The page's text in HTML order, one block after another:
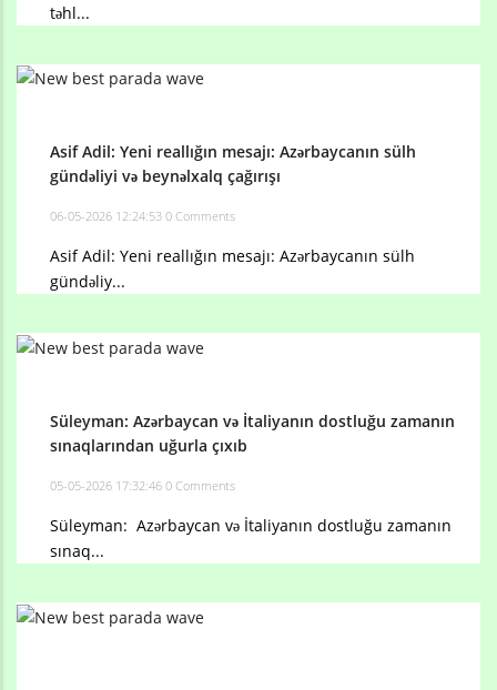
təhl...
Asif Adil: Yeni reallığın mesajı: Azərbaycanın sülh
gündəliyi və beynəlxalq çağırışı
06-05-2026 12:24:53 0 Comments
Asif Adil: Yeni reallığın mesajı: Azərbaycanın sülh
gündəliy...
Süleyman: Azərbaycan və İtaliyanın dostluğu zamanın
sınaqlarından uğurla çıxıb
05-05-2026 17:32:46 0 Comments
Süleyman: Azərbaycan və İtaliyanın dostluğu zamanın
sınaq...